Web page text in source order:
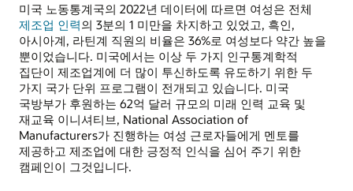
미국 노동통계국의 2022년 데이터에 따르면 여성은 전체
제조업 인력의 3분의 1 미만을 차지하고 있었고, 흑인,
아시아계, 라틴계 직원의 비율은 36%로 여성보다 약간 높을
뿐이었습니다. 미국에서는 이상 두 가지 인구통계학적
집단이 제조업계에 더 많이 투신하도록 유도하기 위한 두
가지 국가 단위 프로그램이 전개되고 있습니다. 미국
국방부가 후원하는 62억 달러 규모의 미래 인력 교육 및
재교육 이니셔티브, National Association of
Manufacturers가 진행하는 여성 근로자들에게 멘토를
제공하고 제조업에 대한 긍정적 인식을 심어 주기 위한
캠페인이 그것입니다.